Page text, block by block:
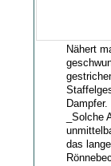
Nähert
Dampfer.
das